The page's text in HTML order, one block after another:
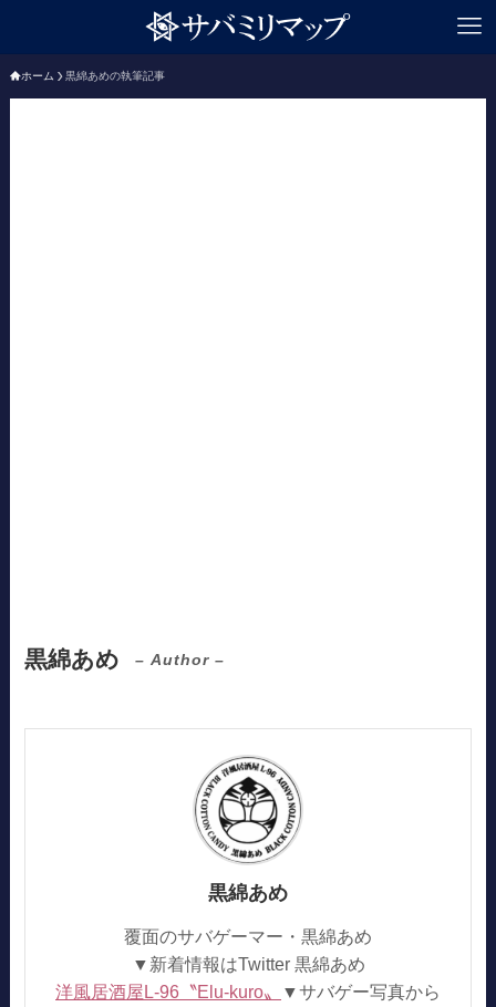
ホーム 黒綿あめの執筆記事
黒綿あめ – Author –
黒綿あめ
覆面のサバゲーマー・黒綿あめ
▼新着情報はTwitter 黒綿あめ
洋風居酒屋L-96〝Elu-kuro〟
▼サバゲー写真から